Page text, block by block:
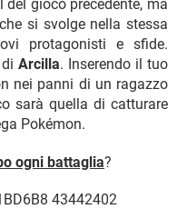
gioco precedente, ma
si svolge nella stessa
protagonisti e sfide.
Arcilla. Inserendo il tuo
nei panni di un ragazzo
sarà quella di catturare
Pokémon.
ogni battaglia?
43442402